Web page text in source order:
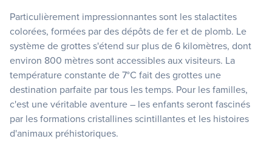
Particulièrement impressionnantes sont les stalactites
colorées, formées par des dépôts de fer et de plomb. Le
système de grottes s'étend sur plus de 6 kilomètres, dont
environ 800 mètres sont accessibles aux visiteurs. La
température constante de 7°C fait des grottes une
destination parfaite par tous les temps. Pour les familles,
c'est une véritable aventure – les enfants seront fascinés
par les formations cristallines scintillantes et les histoires
d'animaux préhistoriques.